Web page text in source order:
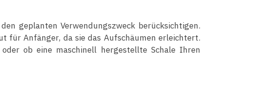
geplanten Verwendungszweck berücksichtigen.
für Anfänger, da sie das Aufschäumen erleichtert.
ob eine maschinell hergestellte Schale Ihren